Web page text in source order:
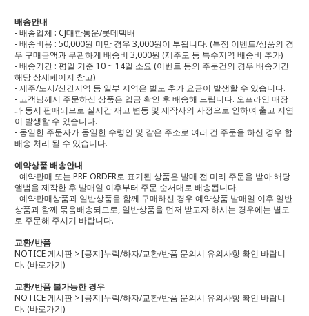
배송안내
- 배송업체 : CJ대한통운/롯데택배
- 배송비용 : 50,000원 미만 경우 3,000원이 부됩니다. (특정 이벤트/상품의 경
우 구매금액과 무관하게 배송비 3,000원 (제주도 등 특수지역 배송비 추가)
- 배송기간 : 평일 기준 10 ~ 14일 소요 (이벤트 등의 주문건의 경우 배송기간
해당 상세페이지 참고)
- 제주/도서/산간지역 등 일부 지역은 별도 추가 요금이 발생할 수 있습니다.
- 고객님께서 주문하신 상품은 입금 확인 후 배송해 드립니다. 오프라인 매장
과 동시 판매되므로 실시간 재고 변동 및 제작사의 사정으로 인하여 출고 지연
이 발생할 수 있습니다.
- 동일한 주문자가 동일한 수령인 및 같은 주소로 여러 건 주문을 하신 경우 합
배송 처리 될 수 있습니다.
예약상품 배송안내
- 예약판매 또는 PRE-ORDER로 표기된 상품은 발매 전 미리 주문을 받아 해당
앨범을 제작한 후 발매일 이후부터 주문 순서대로 배송됩니다.
- 예약판매상품과 일반상품을 함께 구매하신 경우 예약상품 발매일 이후 일반
상품과 함께 묶음배송되므로, 일반상품을 먼저 받고자 하시는 경우에는 별도
로 주문해 주시기 바랍니다.
교환/반품
NOTICE 게시판 > [공지]누락/하자/교환/반품 문의시 유의사항 확인 바랍니
다. (바로가기)
교환/반품 불가능한 경우
NOTICE 게시판 > [공지]누락/하자/교환/반품 문의시 유의사항 확인 바랍니
다. (바로가기)